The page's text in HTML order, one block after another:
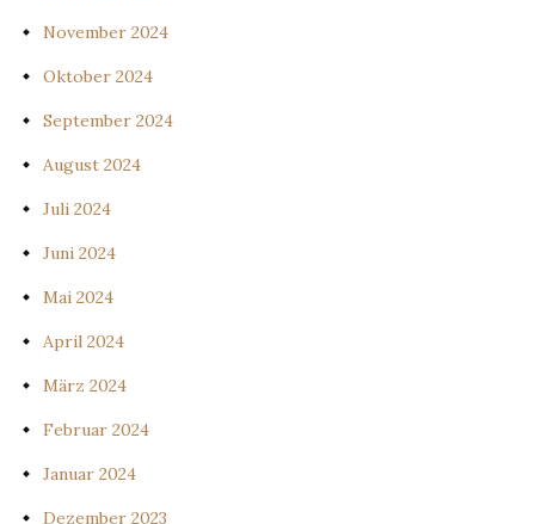
November 2024
Oktober 2024
September 2024
August 2024
Juli 2024
Juni 2024
Mai 2024
April 2024
März 2024
Februar 2024
Januar 2024
Dezember 2023